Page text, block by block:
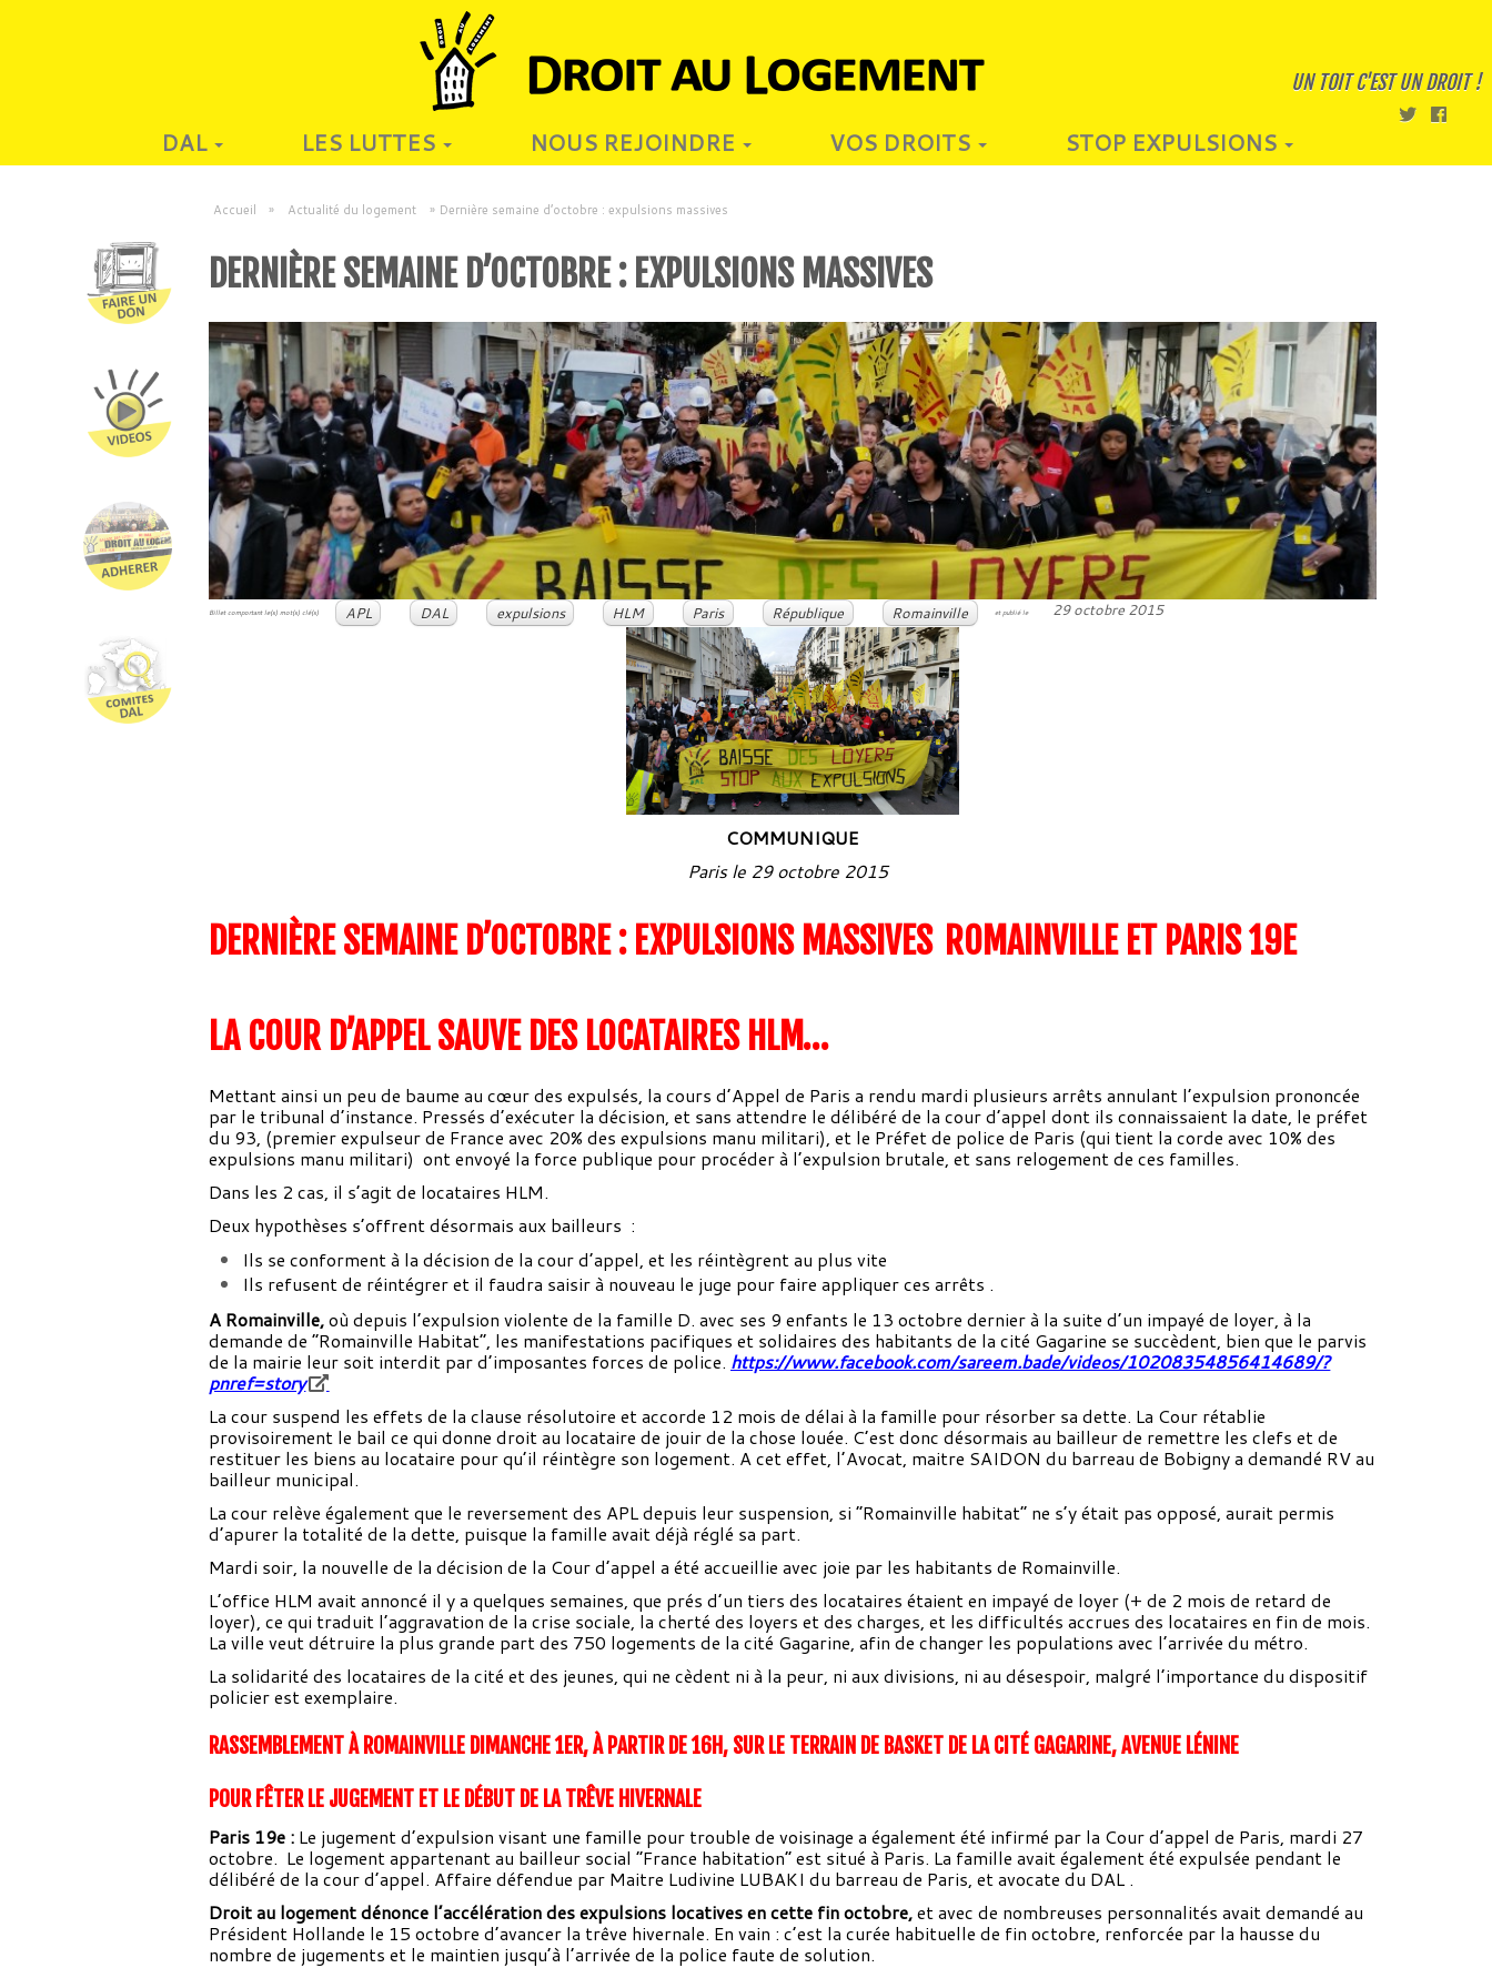
UN TOIT C'EST UN DROIT !
DAL LES LUTTES NOUS REJOINDRE VOS DROITS STOP EXPULSIONS
Accueil » Actualité du logement » Dernière semaine d’octobre : expulsions massives
DERNIÈRE SEMAINE D’OCTOBRE : EXPULSIONS MASSIVES
Billet comportant le(s) mot(s) clé(s) APL DAL expulsions HLM Paris République Romainville et publié le 29 octobre 2015
COMMUNIQUE
Paris le 29 octobre 2015
DERNIÈRE SEMAINE D’OCTOBRE : EXPULSIONS MASSIVES ROMAINVILLE ET PARIS 19E
LA COUR D’APPEL SAUVE DES LOCATAIRES HLM…
Mettant ainsi un peu de baume au cœur des expulsés, la cours d’Appel de Paris a rendu mardi plusieurs arrêts annulant l’expulsion prononcée
par le tribunal d’instance. Pressés d’exécuter la décision, et sans attendre le délibéré de la cour d’appel dont ils connaissaient la date, le préfet
du 93, (premier expulseur de France avec 20% des expulsions manu militari), et le Préfet de police de Paris (qui tient la corde avec 10% des
expulsions manu militari) ont envoyé la force publique pour procéder à l’expulsion brutale, et sans relogement de ces familles.
Dans les 2 cas, il s’agit de locataires HLM.
Deux hypothèses s’offrent désormais aux bailleurs :
Ils se conforment à la décision de la cour d’appel, et les réintègrent au plus vite
Ils refusent de réintégrer et il faudra saisir à nouveau le juge pour faire appliquer ces arrêts .
A Romainville,où depuis l’expulsion violente de la famille D. avec ses 9 enfants le 13 octobre dernier à la suite d’un impayé de loyer, à la
demande de “Romainville Habitat”, les manifestations pacifiques et solidaires des habitants de la cité Gagarine se succèdent, bien que le parvis
de la mairie leur soit interdit par d’imposantes forces de police. https://www.facebook.com/sareem.bade/videos/10208354856414689/?
pnref=story
La cour suspend les effets de la clause résolutoire et accorde 12 mois de délai à la famille pour résorber sa dette. La Cour rétablie
provisoirement le bail ce qui donne droit au locataire de jouir de la chose louée. C’est donc désormais au bailleur de remettre les clefs et de
restituer les biens au locataire pour qu’il réintègre son logement. A cet effet, l’Avocat, maitre SAIDON du barreau de Bobigny a demandé RV au
bailleur municipal.
La cour relève également que le reversement des APL depuis leur suspension, si “Romainville habitat” ne s’y était pas opposé, aurait permis
d’apurer la totalité de la dette, puisque la famille avait déjà réglé sa part.
Mardi soir, la nouvelle de la décision de la Cour d’appel a été accueillie avec joie par les habitants de Romainville.
L’office HLM avait annoncé il y a quelques semaines, que prés d’un tiers des locataires étaient en impayé de loyer (+ de 2 mois de retard de
loyer), ce qui traduit l’aggravation de la crise sociale, la cherté des loyers et des charges, et les difficultés accrues des locataires en fin de mois.
La ville veut détruire la plus grande part des 750 logements de la cité Gagarine, afin de changer les populations avec l’arrivée du métro.
La solidarité des locataires de la cité et des jeunes, qui ne cèdent ni à la peur, ni aux divisions, ni au désespoir, malgré l’importance du dispositif
policier est exemplaire.
RASSEMBLEMENT À ROMAINVILLE DIMANCHE 1ER, À PARTIR DE 16H, SUR LE TERRAIN DE BASKET DE LA CITÉ GAGARINE, AVENUE LÉNINE
POUR FÊTER LE JUGEMENT ET LE DÉBUT DE LA TRÊVE HIVERNALE
Paris 19e : Le jugement d’expulsion visant une famille pour trouble de voisinage a également été infirmé par la Cour d’appel de Paris, mardi 27
octobre. Le logement appartenant au bailleur social “France habitation” est situé à Paris. La famille avait également été expulsée pendant le
délibéré de la cour d’appel. Affaire défendue par Maitre Ludivine LUBAKI du barreau de Paris, et avocate du DAL .
Droit au logement dénonce l’accélération des expulsions locatives en cette fin octobre,et avec de nombreuses personnalités avait demandé au
Président Hollande le 15 octobre d’avancer la trêve hivernale. En vain : c’est la curée habituelle de fin octobre, renforcée par la hausse du
nombre de jugements et le maintien jusqu’à l’arrivée de la police faute de solution.